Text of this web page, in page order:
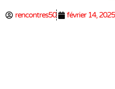
rencontres50 février 14, 2025